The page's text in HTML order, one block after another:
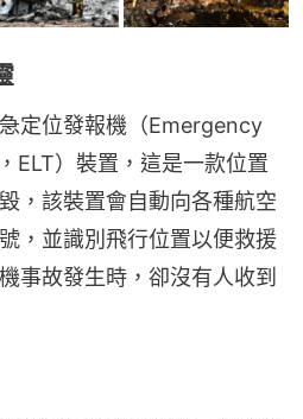
定位發報機（Emergency
）裝置，這是一款位置
，該裝置會自動向各種航空
，並識別飛行位置以便救援
事故發生時，卻沒有人收到